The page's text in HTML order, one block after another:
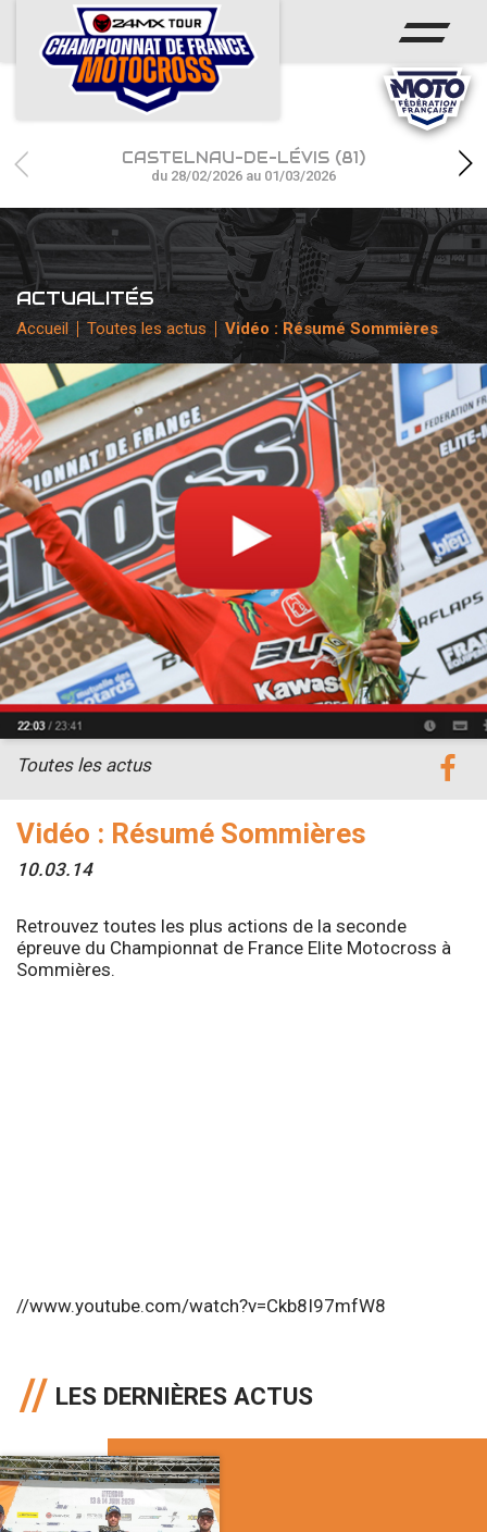
ACCUEIL
ACTUS
CALENDRIER
RÉSULTATS
PHOTOS / WEB TV
CHAMPIONNAT
PARTENAIRES
accéder à la billetterie
CASTELNAU-DE-LÉVIS (81)
du 28/02/2026 au 01/03/2026
ACTUALITÉS
Accueil Toutes les actus Vidéo : Résumé Sommières
Vidéo : Résumé Sommières
10.03.14
Toutes les actus
Retrouvez toutes les plus actions de la seconde
épreuve du Championnat de France Elite Motocross à
Sommières.
//www.youtube.com/watch?v=Ckb8I97mfW8
LES DERNIÈRES ACTUS